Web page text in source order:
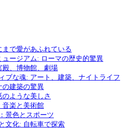
で愛があふれている
ージアム: ローマの歴史的驚異
殿、博物館、劇場
ブな魂: アート、建築、ナイトライフ
の建築の驚異
ような美しさ
音楽と美術館
景色とスポーツ
文化: 自転車で探索